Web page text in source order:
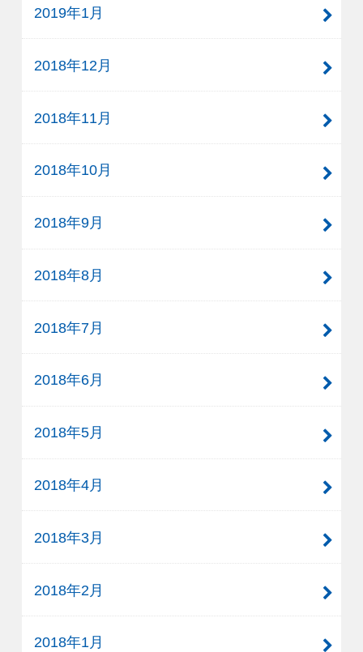
2019年1月
2018年12月
2018年11月
2018年10月
2018年9月
2018年8月
2018年7月
2018年6月
2018年5月
2018年4月
2018年3月
2018年2月
2018年1月